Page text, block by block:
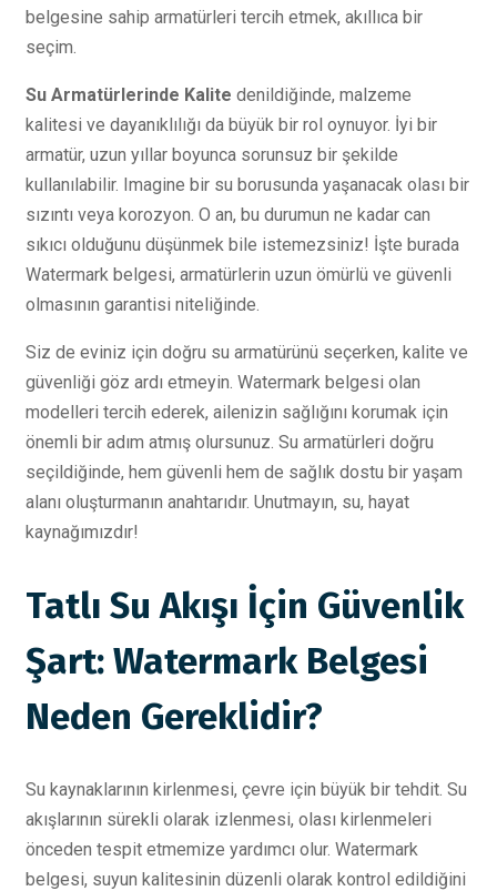
belgesine sahip armatürleri tercih etmek, akıllıca bir
seçim.
Su Armatürlerinde Kalite denildiğinde, malzeme
kalitesi ve dayanıklılığı da büyük bir rol oynuyor. İyi bir
armatür, uzun yıllar boyunca sorunsuz bir şekilde
kullanılabilir. Imagine bir su borusunda yaşanacak olası bir
sızıntı veya korozyon. O an, bu durumun ne kadar can
sıkıcı olduğunu düşünmek bile istemezsiniz! İşte burada
Watermark belgesi, armatürlerin uzun ömürlü ve güvenli
olmasının garantisi niteliğinde.
Siz de eviniz için doğru su armatürünü seçerken, kalite ve
güvenliği göz ardı etmeyin. Watermark belgesi olan
modelleri tercih ederek, ailenizin sağlığını korumak için
önemli bir adım atmış olursunuz. Su armatürleri doğru
seçildiğinde, hem güvenli hem de sağlık dostu bir yaşam
alanı oluşturmanın anahtarıdır. Unutmayın, su, hayat
kaynağımızdır!
Tatlı Su Akışı İçin Güvenlik
Şart: Watermark Belgesi
Neden Gereklidir?
Su kaynaklarının kirlenmesi, çevre için büyük bir tehdit. Su
akışlarının sürekli olarak izlenmesi, olası kirlenmeleri
önceden tespit etmemize yardımcı olur. Watermark
belgesi, suyun kalitesinin düzenli olarak kontrol edildiğini